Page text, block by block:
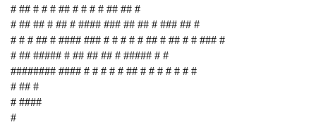
# ## # # # ## # # # # ## ## #
# ## ## # ## # #### ### ## ## # ### ## #
# # # ## # #### ### # # # # # ## # ## # # ### #
# ## ##### # ## ## ## # ##### # #
######## #### # # # # # ## # # # # # # #
# ## #
# ####
#